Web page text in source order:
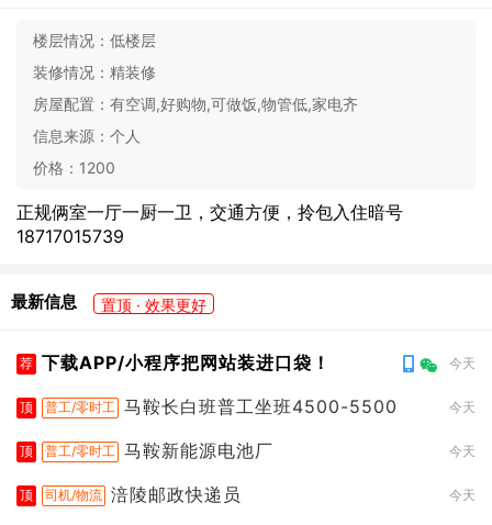
楼层情况： 低楼层
装修情况： 精装修
房屋配置： 有空调,好购物,可做饭,物管低,家电齐
信息来源： 个人
价格： 1200
正规俩室一厅一厨一卫，交通方便，拎包入住暗号
18717015739
最新信息 置顶 · 效果更好
荐 下载APP/小程序把网站装进口袋！ 今天
顶 普工/零时工 马鞍长白班普工坐班4500-5500 今天
顶 普工/零时工 马鞍新能源电池厂 今天
顶 司机/物流 涪陵邮政快递员 今天